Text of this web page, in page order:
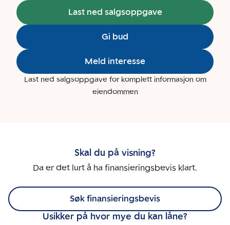
Last ned salgsoppgave
Gi bud
Meld interesse
Last ned salgsoppgave for komplett informasjon om
eiendommen
Skal du på visning?
Da er det lurt å ha finansieringsbevis klart.
Søk finansieringsbevis
Usikker på hvor mye du kan låne?